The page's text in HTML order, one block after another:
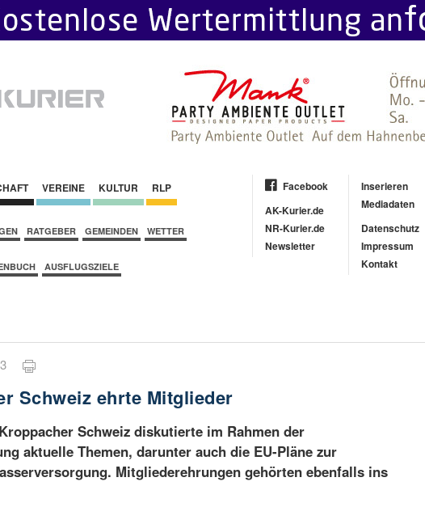
VEREINE KULTUR RLP
RATGEBER GEMEINDEN WETTER
AUSFLUGSZIELE
Facebook
AK-Kurier.de
NR-Kurier.de
Newsletter
Inserieren
Mediadaten
Datenschutz
Impressum
Kontakt
Schweiz ehrte Mitglieder
Schweiz diskutierte im Rahmen der
aktuelle Themen, darunter auch die EU-Pläne zur
Mitgliederehrungen gehörten ebenfalls ins